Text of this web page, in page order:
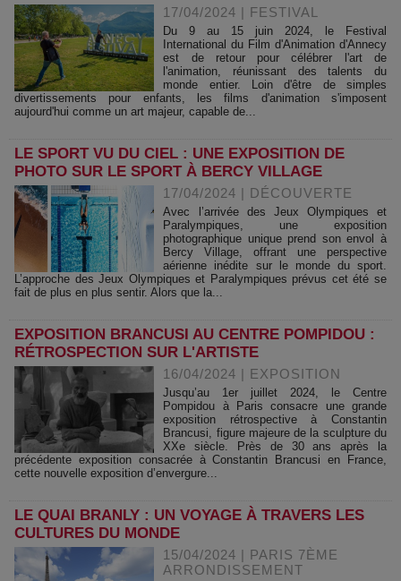
17/04/2024 | FESTIVAL
Du 9 au 15 juin 2024, le Festival
International du Film d'Animation d'Annecy
est de retour pour célébrer l'art de
l'animation, réunissant des talents du
monde entier. Loin d'être de simples
divertissements pour enfants, les films d'animation s'imposent
aujourd'hui comme un art majeur, capable de...
LE SPORT VU DU CIEL : UNE EXPOSITION DE
PHOTO SUR LE SPORT À BERCY VILLAGE
17/04/2024 | DÉCOUVERTE
Avec l’arrivée des Jeux Olympiques et
Paralympiques, une exposition
photographique unique prend son envol à
Bercy Village, offrant une perspective
aérienne inédite sur le monde du sport.
L’approche des Jeux Olympiques et Paralympiques prévus cet été se
fait de plus en plus sentir. Alors que la...
EXPOSITION BRANCUSI AU CENTRE POMPIDOU :
RÉTROSPECTION SUR L'ARTISTE
16/04/2024 | EXPOSITION
Jusqu’au 1er juillet 2024, le Centre
Pompidou à Paris consacre une grande
exposition rétrospective à Constantin
Brancusi, figure majeure de la sculpture du
XXe siècle. Près de 30 ans après la
précédente exposition consacrée à Constantin Brancusi en France,
cette nouvelle exposition d’envergure...
LE QUAI BRANLY : UN VOYAGE À TRAVERS LES
CULTURES DU MONDE
15/04/2024 | PARIS 7ÈME
ARRONDISSEMENT